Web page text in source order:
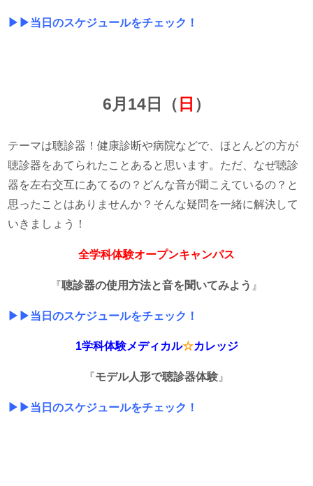
▶▶当日のスケジュールをチェック！
6月14日（ 日 ）
テーマは聴診器！健康診断や病院などで、ほとんどの方が
聴診器をあてられたことあると思います。ただ、なぜ聴診
器を左右交互にあてるの？どんな音が聞こえているの？と
思ったことはありませんか？そんな疑問を一緒に解決して
いきましょう！
全学科体験オープンキャンパス
『聴診器の使用方法と音を聞いてみよう 』
▶▶当日のスケジュールをチェック！
1学科体験メディカル☆カレッジ
『モデル人形で聴診器体験 』
▶▶当日のスケジュールをチェック！